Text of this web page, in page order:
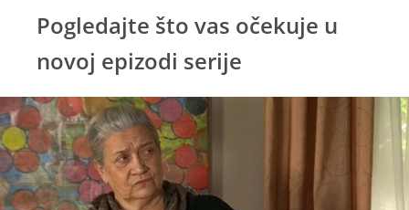
Pogledajte što vas očekuje u
novoj epizodi serije